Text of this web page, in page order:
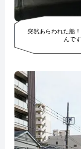
突然あらわれた船
んで